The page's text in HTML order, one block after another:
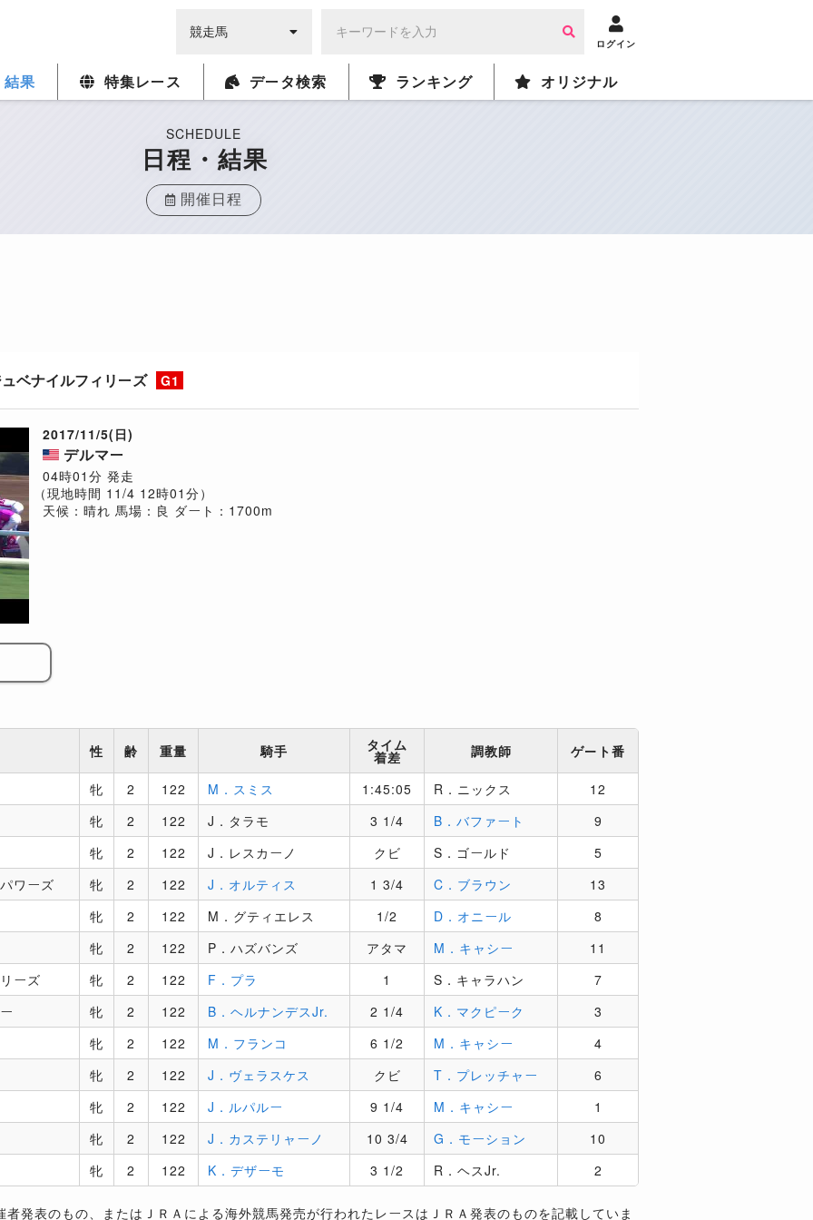
ログイン
果 特集レース データ検索 ランキング オリジナル
SCHEDULE
日程・結果
開催日程
ベナイルフィリーズ G1
2017/11/5(日)
デルマー
04時01分 発走
（現地時間 11/4 12時01分）
天候：晴れ 馬場：良 ダート：1700m
性 齢 重量 騎手 タイム
着差 調教師 ゲート番
牝 2 122 M．スミス 1:45:05 R．ニックス
12
牝
2 122 J．タラモ 3 1/4 B．バファート
9
牝
2 122 J．レスカーノ クビ S．ゴールド
5
ワーズ
牝 2 122 J．オルティス 1 3/4 C．ブラウン
13
牝
2 122 M．グティエレス 1/2 D．オニール
8
牝
2 122 P．ハズバンズ アタマ M．キャシー
11
ーズ
牝 2 122 F．プラ 1 S．キャラハン
7
牝 2 122 B．ヘルナンデスJr. 2 1/4 K．マクピーク
3
牝
2 122 M．フランコ 6 1/2 M．キャシー
4
牝
2 122 J．ヴェラスケス クビ T．プレッチャー
6
牝
2 122 J．ルパルー 9 1/4 M．キャシー
1
牝
2 122 J．カステリャーノ 10 3/4 G．モーション
10
牝
2 122 K．デザーモ 3 1/2 R．ヘスJr. 2
発表のもの、またはＪＲＡによる海外競馬発売が行われたレースはＪＲＡ発表のものを記載していま